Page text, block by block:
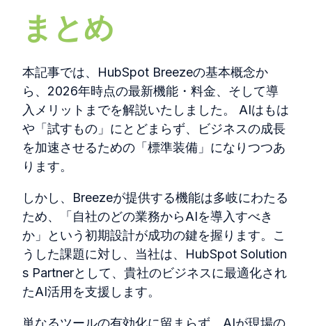
まとめ
本記事では、 HubSpot Breezeの基本概念か
ら、 2026年時点の最新機能・料金、そして導
入メリットまでを解説いたしました。
AIはもは
や「試すもの」にとどまらず、ビジネスの成長
を加速させるための「標準装備」になりつつあ
ります。
しかし、 Breezeが提供する機能は多岐にわたる
ため、「自社のどの業務からAIを導入すべき
か」という初期設計が成功の鍵を握ります。こ
うした課題に対し、当社は、 HubSpot Solution
s Partnerとして、貴社のビジネスに最適化され
たAI活用を支援します。
単なるツールの有効化に留まらず、 AIが現場の